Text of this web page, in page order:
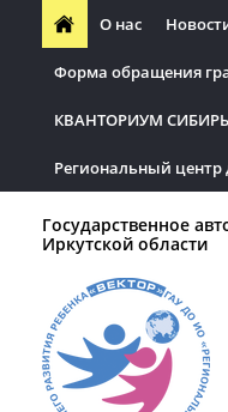
О нас
Форма обращения
КВАНТОРИУМ СИБИРЬ
Региональный центр
Государственное
Иркутской области